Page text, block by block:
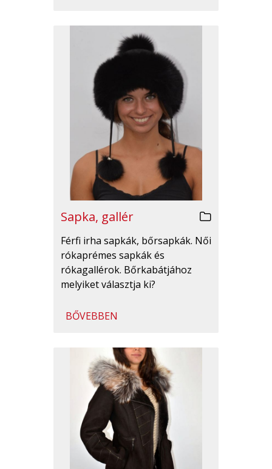
Sapka, gallér
Férfi irha sapkák, bőrsapkák. Női
rókaprémes sapkák és
rókagallérok. Bőrkabátjához
melyiket választja ki?
BŐVEBBEN